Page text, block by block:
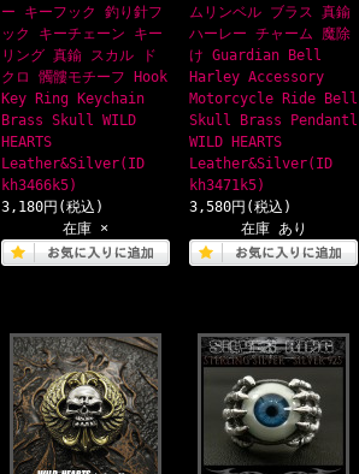
ー キーフック 釣り針フ
ック キーチェーン キー
リング 真鍮 スカル ド
クロ 髑髏モチーフ Hook
Key Ring Keychain
Brass Skull WILD
HEARTS
Leather&Silver(ID
kh3466k5)
3,180円(税込)
在庫 ×
ムリンベル ブラス 真鍮
ハーレー チャーム 魔除
け Guardian Bell
Harley Accessory
Motorcycle Ride Bell
Skull Brass Pendantl
WILD HEARTS
Leather&Silver(ID
kh3471k5)
3,580円(税込)
在庫 あり